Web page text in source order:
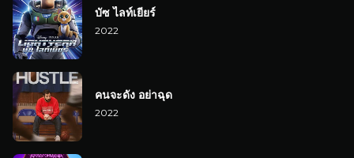
บัซ ไลท์เยียร์
2022
คนจะดัง อย่าฉุด
2022